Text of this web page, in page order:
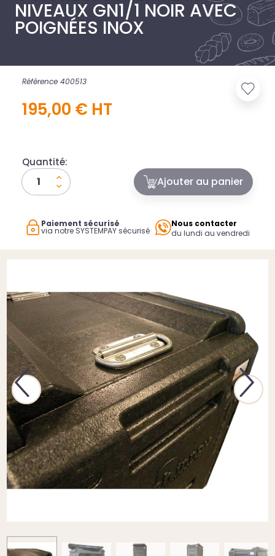
NIVEAUX GN1/1 NOIR AVEC
POIGNÉES INOX
Référence 400513
195,00 € HT
Quantité:
Ajouter au panier
Paiement sécurisé
via notre SYSTEMPAY sécurisé
Nous contacter
du lundi au vendredi
Previous Next